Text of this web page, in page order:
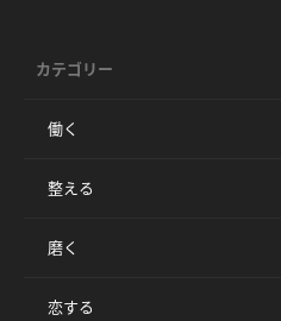
カテゴリー
働く
整える
磨く
恋する